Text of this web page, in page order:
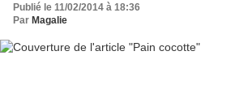
Publié le 11/02/2014 à 18:36
Par Magalie